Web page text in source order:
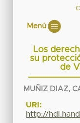
Menú
Los
su
de
MUÑIZ DIAZ,
URI:
http://